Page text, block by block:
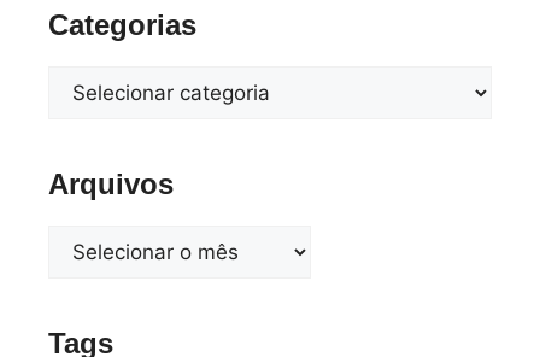
Categorias
Arquivos
Tags